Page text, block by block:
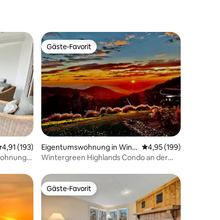
Bewertungen
Bewertung: 4,91 von 5, 193 Bewertungen
4,91 (193)
Gäste-Favorit
Gäste-Favorit
Eigentumswohnung in Wint
ergreen Resort
Durchschnittliche
4,95 (199)
Wintergreen Highlands Condo an der
Gäste-Favorit
Gäste-Favorit